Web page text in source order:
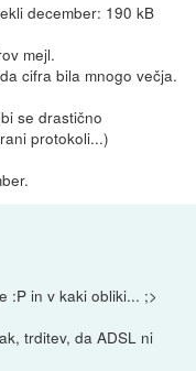
december: 190 kB
mejl.
cifra bila mnogo večja.
se drastično
protokoli...)
:P in v kaki obliki... ;>
trditev, da ADSL ni